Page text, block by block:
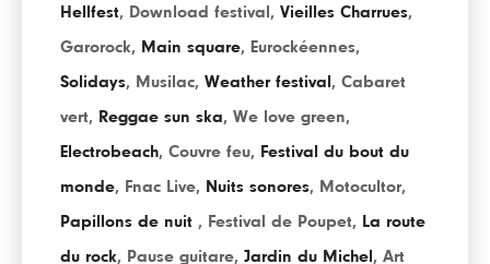
Hellfest, Download festival , Vieilles Charrues,
Garorock, Main square, Eurockéennes,
Solidays, Musilac, Weather festival , Cabaret
vert, Reggae sun ska, We love green,
Electrobeach, Couvre feu, Festival du bout du
monde, Fnac Live, Nuits sonores, Motocultor,
Papillons de nuit , Festival de Poupet, La route
du rock, Pause guitare, Jardin du Michel , Art